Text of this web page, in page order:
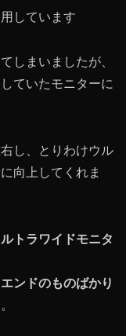
しています
しまいましたが、
ていたモニターに
し、とりわけウル
向上してくれま
トラワイドモニタ
ンドのものばかり